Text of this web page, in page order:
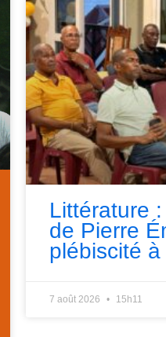
Littérature :
de Pierre
plébiscité
7 août 2026 15h11